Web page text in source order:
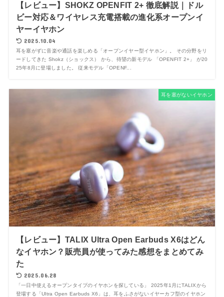
【レビュー】SHOKZ OPENFIT 2+ 徹底解説｜ドル
ビー対応＆ワイヤレス充電搭載の進化系オープンイ
ヤーイヤホン
2025.10.04
耳を塞がずに音楽や通話を楽しめる「オープンイヤー型イヤホン」。 その分野をリ
ードしてきた Shokz（ショックス） から、待望の新モデル 「OPENFIT 2+」 が20
25年8月に登場しました。 従来モデル「OPENF...
耳を塞がないイヤホン
【レビュー】TALIX Ultra Open Earbuds X6はどん
なイヤホン？販売員が使ってみた感想をまとめてみ
た
2025.06.28
「一日中使えるオープンタイプのイヤホンを探している」 2025年1月にTALIXから
登場する「Ultra Open Earbuds X6」は、耳をふさがないイヤーカフ型のイヤホン